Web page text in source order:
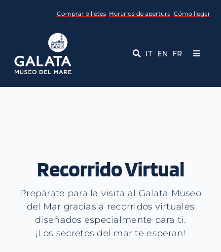
Comprar billetes Horarios de apertura Cómo llegar
IT EN FR
Toggle
Contactos
Recorrido Virtual
Prepárate para la visita al Galata Museo
del Mar gracias a recorridos virtuales
diseñados especialmente para ti.
¡Los secretos del mar te esperan!